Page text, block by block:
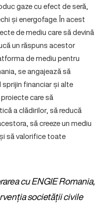
gaze cu efect de seră,
și energofage. În acest
de mediu care să devină
un răspuns acestor
de mediu pentru
se angajează să
financiar și alte
care să
a clădirilor, să reducă
să creeze un mediu
să valorifice toate
cu ENGIE Romania,
societății civile